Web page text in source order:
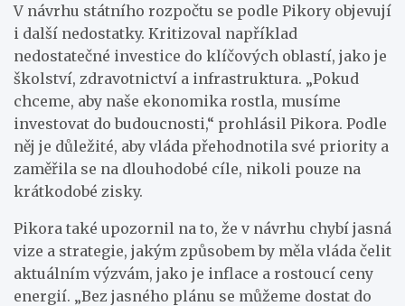
V návrhu státního rozpočtu se podle Pikory objevují
i další nedostatky. Kritizoval například
nedostatečné investice do klíčových oblastí, jako je
školství, zdravotnictví a infrastruktura. „Pokud
chceme, aby naše ekonomika rostla, musíme
investovat do budoucnosti,“ prohlásil Pikora. Podle
něj je důležité, aby vláda přehodnotila své priority a
zaměřila se na dlouhodobé cíle, nikoli pouze na
krátkodobé zisky.
Pikora také upozornil na to, že v návrhu chybí jasná
vize a strategie, jakým způsobem by měla vláda čelit
aktuálním výzvám, jako je inflace a rostoucí ceny
energií. „Bez jasného plánu se můžeme dostat do